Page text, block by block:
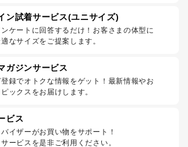
ン試着サービス(ユニサイズ)
ケートに回答するだけ！お客さまの体型に
なサイズをご提案します。
ガジンサービス
登録でオトクな情報をゲット！最新情報やお
ックスをお届けします。
ビス
イザーがお買い物をサポート！
ービスを是非ご利用ください。